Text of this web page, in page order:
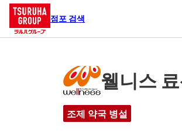
점포 검색
웰니스
조제 약국 병설